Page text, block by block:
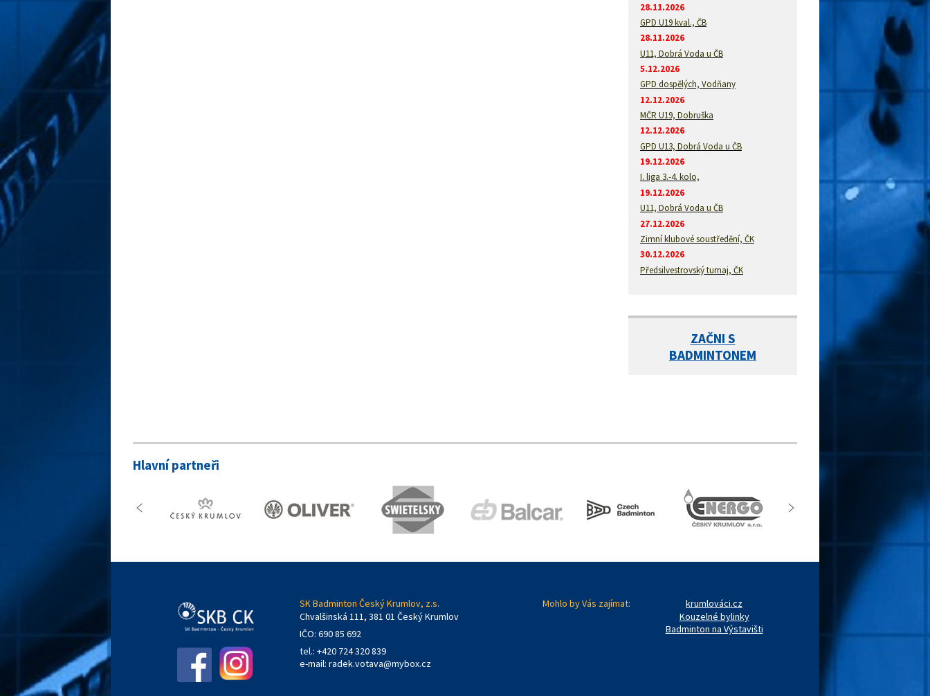
28.11.2026
GPD U19 kval., ČB
28.11.2026
U11, Dobrá Voda u ČB
5.12.2026
GPD dospělých, Vodňany
12.12.2026
MČR U19, Dobruška
12.12.2026
GPD U13, Dobrá Voda u ČB
19.12.2026
I. liga 3.-4. kolo,
19.12.2026
U11, Dobrá Voda u ČB
27.12.2026
Zimní klubové soustředění, ČK
30.12.2026
Předsilvestrovský turnaj, ČK
ZAČNI S
BADMINTONEM
Hlavní partneři
SK Badminton Český Krumlov, z.s.
Chvalšinská 111, 381 01 Český Krumlov
IČO: 690 85 692
tel.: +420 724 320 839
e-mail: radek.votava@mybox.cz
Mohlo by Vás zajímat:
krumlováci.cz
Kouzelné bylinky
Badminton na Výstavišti